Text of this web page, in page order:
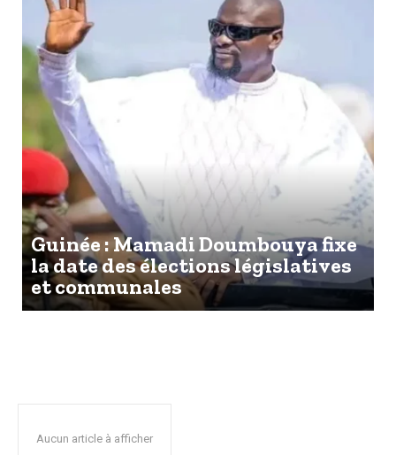
Guinée : Mamadi Doumbouya fixe
la date des élections législatives
et communales
Aucun article à afficher